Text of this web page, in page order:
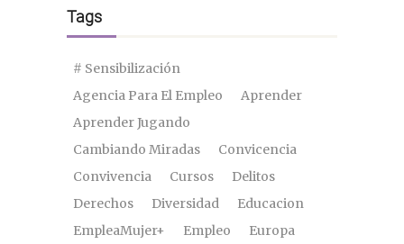
Tags
# Sensibilización
Agencia Para El Empleo
Aprender
Aprender Jugando
Cambiando Miradas
Convicencia
Convivencia
Cursos
Delitos
Derechos
Diversidad
Educacion
EmpleaMujer+
Empleo
Europa